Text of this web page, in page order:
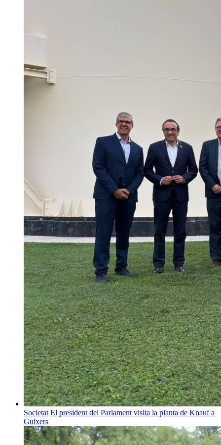
Societat El president del Parlament visita la planta de Knauf a
Guixers